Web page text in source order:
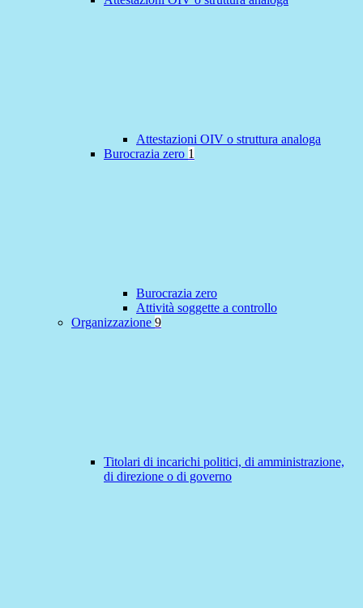
Attestazioni OIV o struttura analoga
Burocrazia zero 1
Burocrazia zero
Attività soggette a controllo
Organizzazione 9
Titolari di incarichi politici, di amministrazione,
di direzione o di governo